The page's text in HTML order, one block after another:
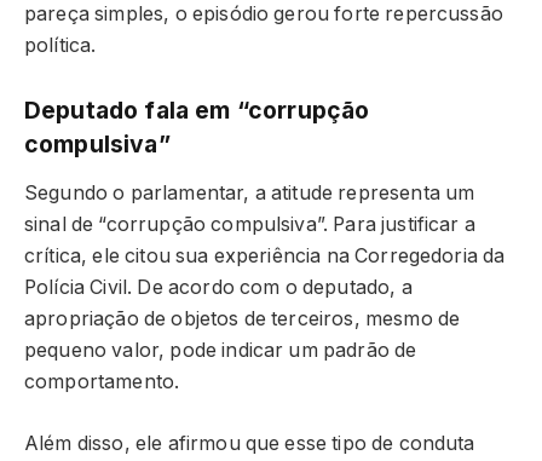
pareça simples, o episódio gerou forte repercussão
política.
Deputado fala em “corrupção
compulsiva”
Segundo o parlamentar, a atitude representa um
sinal de “corrupção compulsiva”. Para justificar a
crítica, ele citou sua experiência na Corregedoria da
Polícia Civil. De acordo com o deputado, a
apropriação de objetos de terceiros, mesmo de
pequeno valor, pode indicar um padrão de
comportamento.
Além disso, ele afirmou que esse tipo de conduta